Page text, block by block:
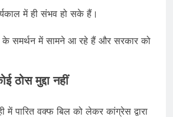
में ही संभव हो सके हैं।
समर्थन में सामने आ रहे हैं और सरकार को
ठोस मुद्दा नहीं
में पारित वक्फ बिल को लेकर कांग्रेस द्वारा